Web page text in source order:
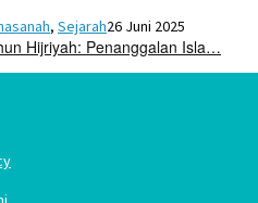
, Sejarah26 Juni 2025
Hijriyah: Penanggalan Isla…